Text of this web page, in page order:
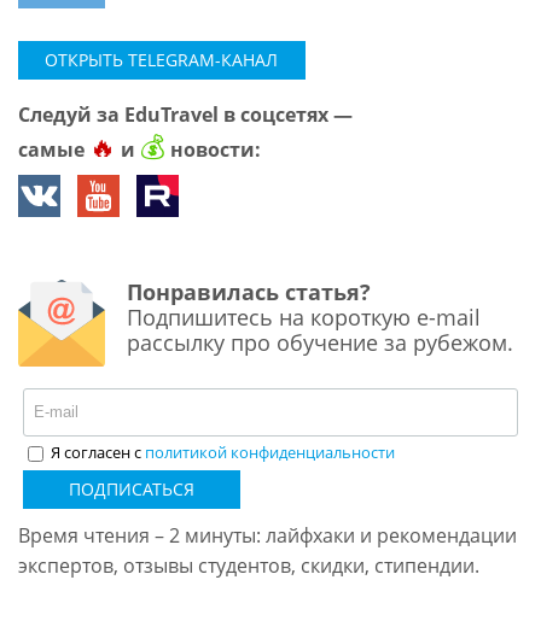
ОТКРЫТЬ TELEGRAM-КАНАЛ
Следуй за EduTravel в соцсетях —
самые 🔥 и 💰 новости:
Понравилась статья?
Подпишитесь на короткую e-mail
рассылку про обучение за рубежом.
Я согласен с политикой конфиденциальности
ПОДПИСАТЬСЯ
Время чтения – 2 минуты: лайфхаки и рекомендации
экспертов, отзывы студентов, скидки, стипендии.